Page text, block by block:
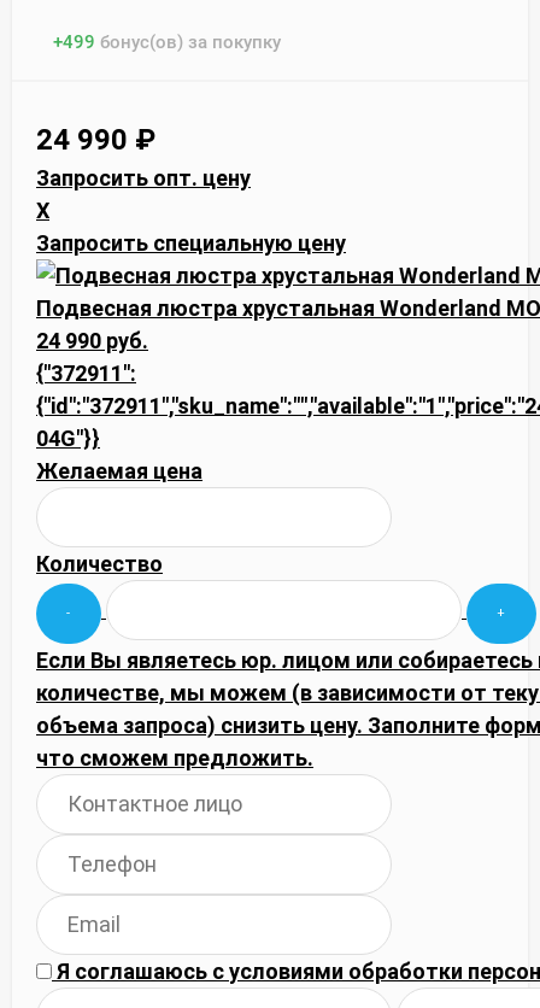
+499 бонус(ов) за покупку
24 990 ₽
Запросить опт. цену
X
Запросить специальную цену
Подвесная люстра хрустальная Wonderland
24 990 руб.
{"372911":
04G"}}
Желаемая цена
Количество
Если Вы являетесь юр. лицом или
количестве, мы можем (в зависимости от
объема запроса) снизить цену. Заполните
что сможем предложить.
Я соглашаюсь сусловиями обработки